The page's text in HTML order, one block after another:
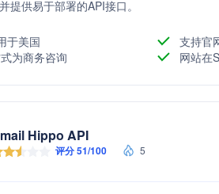
提供易于部署的API接口。
于美国
支持官
为商务咨询
网站在
Hippo API
评分 51/100 5